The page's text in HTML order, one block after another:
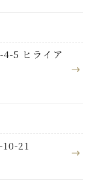
5 ヒライア
21